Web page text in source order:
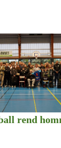
rend